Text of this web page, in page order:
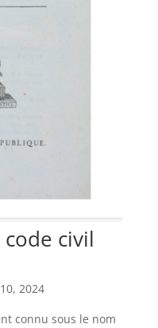
civil
2024
connu sous le nom